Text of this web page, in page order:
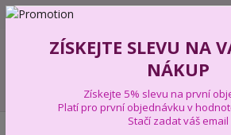
+420 739 574 103
LÁTKY K VYŠÍVÁNÍ
ZÍSKEJTE SLEVU NA
NÁKUP
Získejte 5% slevu na první
Platí pro první objednávku v
Stačí zadat váš email